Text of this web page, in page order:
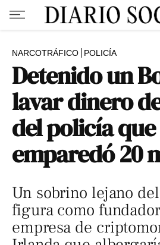
NARCOTRÁFICO POLICÍA
Detenido un
lavar dinero
del policía que
emparedó 20
Un sobrino lejano
figura como
empresa de